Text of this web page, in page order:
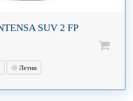
SUV 2 FP
Летни